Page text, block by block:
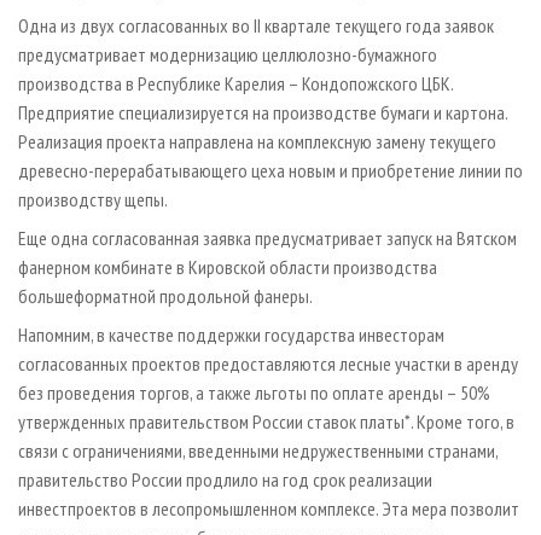
Одна из двух согласованных во II квартале текущего года заявок
предусматривает модернизацию целлюлозно-бумажного
производства в Республике Карелия – Кондопожского ЦБК.
Предприятие специализируется на производстве бумаги и картона.
Реализация проекта направлена на комплексную замену текущего
древесно-перерабатывающего цеха новым и приобретение линии по
производству щепы.
Еще одна согласованная заявка предусматривает запуск на Вятском
фанерном комбинате в Кировской области производства
большеформатной продольной фанеры.
Напомним, в качестве поддержки государства инвесторам
согласованных проектов предоставляются лесные участки в аренду
без проведения торгов, а также льготы по оплате аренды – 50%
утвержденных правительством России ставок платы*. Кроме того, в
связи с ограничениями, введенными недружественными странами,
правительство России продлило на год срок реализации
инвестпроектов в лесопромышленном комплексе. Эта мера позволит